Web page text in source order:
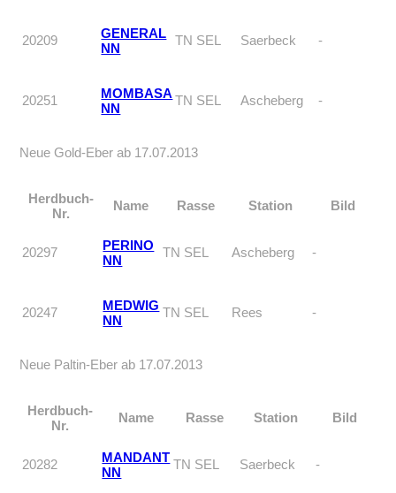
20209
GENERAL
NN
TN SEL Saerbeck -
20251
MOMBASA
NN
TN SEL Ascheberg -
Neue Gold-Eber ab 17.07.2013
Herdbuch-
Nr.
Name Rasse Station Bild
20297
PERINO
NN
TN SEL Ascheberg -
20247
MEDWIG
NN
TN SEL Rees -
Neue Paltin-Eber ab 17.07.2013
Herdbuch-
Nr.
Name Rasse Station Bild
20282
MANDANT
NN
TN SEL Saerbeck -